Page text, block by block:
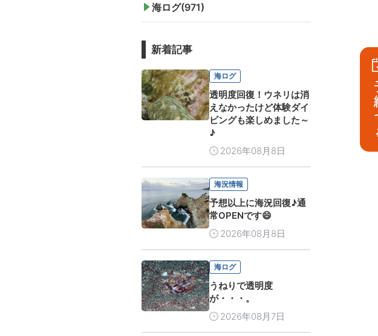
海ログ(971)
新着記事
海ログ
透明度回復！ウネリは消
えなかったけど体験ダイ
ビングも楽しめました～
♪
2026年08月8日
海況情報
予想以上に海況回復♪通
常OPENです😄
2026年08月8日
海ログ
うねりで透明度
が・・・。
2026年08月7日